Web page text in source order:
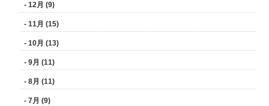
- 12月 (9)
- 11月 (15)
- 10月 (13)
- 9月 (11)
- 8月 (11)
- 7月 (9)